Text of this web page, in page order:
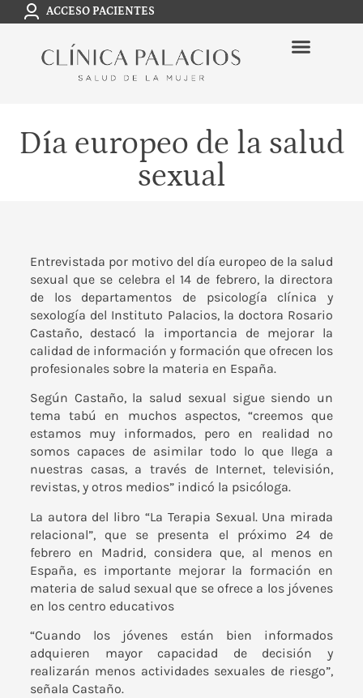
ACCESO PACIENTES
Día europeo de la salud
sexual
Entrevistada por motivo del día europeo de la salud
sexual que se celebra el 14 de febrero, la directora
de los departamentos de psicología clínica y
sexología del Instituto Palacios, la doctora Rosario
Castaño, destacó la importancia de mejorar la
calidad de información y formación que ofrecen los
profesionales sobre la materia en España.
Según Castaño, la salud sexual sigue siendo un
tema tabú en muchos aspectos, “creemos que
estamos muy informados, pero en realidad no
somos capaces de asimilar todo lo que llega a
nuestras casas, a través de Internet, televisión,
revistas, y otros medios” indicó la psicóloga.
La autora del libro “La Terapia Sexual. Una mirada
relacional”, que se presenta el próximo 24 de
febrero en Madrid, considera que, al menos en
España, es importante mejorar la formación en
materia de salud sexual que se ofrece a los jóvenes
en los centro educativos
“Cuando los jóvenes están bien informados
adquieren mayor capacidad de decisión y
realizarán menos actividades sexuales de riesgo”,
señala Castaño.